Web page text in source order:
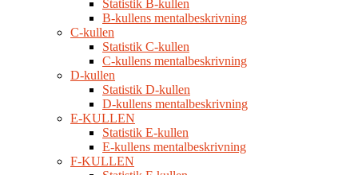
Statistik B-kullen
B-kullens mentalbeskrivning
C-kullen
Statistik C-kullen
C-kullens mentalbeskrivning
D-kullen
Statistik D-kullen
D-kullens mentalbeskrivning
E-KULLEN
Statistik E-kullen
E-kullens mentalbeskrivning
F-KULLEN